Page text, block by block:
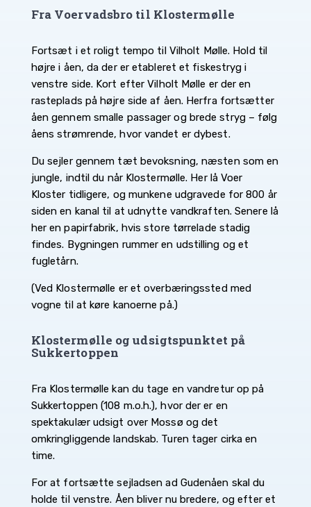
Fra Voervadsbro til Klostermølle
Fortsæt i et roligt tempo til Vilholt Mølle. Hold til
højre i åen, da der er etableret et fiskestryg i
venstre side. Kort efter Vilholt Mølle er der en
rasteplads på højre side af åen. Herfra fortsætter
åen gennem smalle passager og brede stryg – følg
åens strømrende, hvor vandet er dybest.
Du sejler gennem tæt bevoksning, næsten som en
jungle, indtil du når Klostermølle. Her lå Voer
Kloster tidligere, og munkene udgravede for 800 år
siden en kanal til at udnytte vandkraften. Senere lå
her en papirfabrik, hvis store tørrelade stadig
findes. Bygningen rummer en udstilling og et
fugletårn.
(Ved Klostermølle er et overbæringssted med
vogne til at køre kanoerne på.)
Klostermølle og udsigtspunktet på
Sukkertoppen
Fra Klostermølle kan du tage en vandretur op på
Sukkertoppen (108 m.o.h.), hvor der er en
spektakulær udsigt over Mossø og det
omkringliggende landskab. Turen tager cirka en
time.
For at fortsætte sejladsen ad Gudenåen skal du
holde til venstre. Åen bliver nu bredere, og efter et